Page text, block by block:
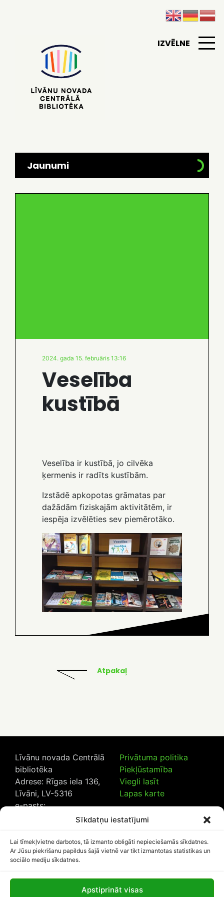
Sīkdatņu iestatījumi
Lai tīmekļvietne darbotos, tā izmanto obligāti nepieciešamās sīkdatnes.
Ar Jūsu piekrišanu papildus šajā vietnē var tikt izmantotas statistikas un
sociālo mediju sīkdatnes.
Apstiprināt visas
IZVĒLNE
Jaunumi
2024. gada 15. februāris 13:16
Veselība
kustībā
Veselība ir kustībā, jo cilvēka
ķermenis ir radīts kustībām.
Izstādē apkopotas grāmatas par
dažādām fiziskajām aktivitātēm, ir
iespēja izvēlēties sev piemērotāko.
Atpakaļ
Līvānu novada Centrālā
bibliotēka
Adrese: Rīgas iela 136,
Līvāni, LV-5316
e-pasts:
20230925
Privātuma politika
Piekļūstamība
Viegli lasīt
Lapas karte